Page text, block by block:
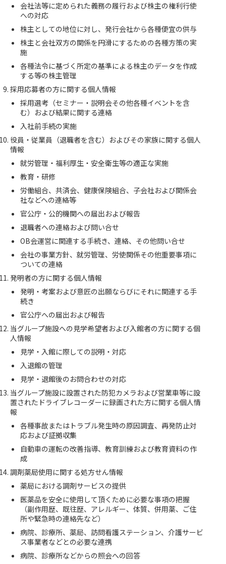
会社法等に定められた義務の履行および株主の権利行使
への対応
株主としての地位に対し、発行会社から各種便宜の供与
株主と会社双方の関係を円滑にするための各種方策の実
施
各種法令に基づく所定の基準による株主のデータを作成
する等の株主管理
採用応募者の方に関する個人情報
採用選考（セミナー・説明会その他各種イベントを含
む）および結果に関する連絡
入社前手続の実施
役員・従業員（退職者を含む）およびその家族に関する個人
情報
就労管理・福利厚生・安全衛生等の適正な実施
教育・研修
労働組合、共済会、健康保険組合、子会社および関係会
社などへの連絡等
官公庁・公的機関への届出および報告
退職者への連絡および問い合せ
OB会運営に関連する手続き、連絡、その他問い合せ
会社の事業方針、就労管理、労使関係その他重要事項に
ついての連絡
発明者の方に関する個人情報
発明・考案および意匠の出願ならびにそれに関連する手
続き
官公庁への届出および報告
当グループ施設への見学希望者および入館者の方に関する個
人情報
見学・入館に際しての説明・対応
入退館の管理
見学・退館後のお問合わせの対応
当グループ施設に設置された防犯カメラおよび営業車等に設
置されたドライブレコーダーに録画された方に関する個人情
報
各種事故またはトラブル発生時の原因調査、再発防止対
応および証拠収集
自動車の運転の改善指導、教育訓練および教育資料の作
成
調剤薬局使用に関する処方せん情報
薬局における調剤サービスの提供
医薬品を安全に使用して頂くために必要な事項の把握
（副作用歴、既往歴、アレルギー、体質、併用薬、ご住
所や緊急時の連絡先など）
病院、診療所、薬局、訪問看護ステーション、介護サービ
ス事業者などとの必要な連携
病院、診療所などからの照会への回答